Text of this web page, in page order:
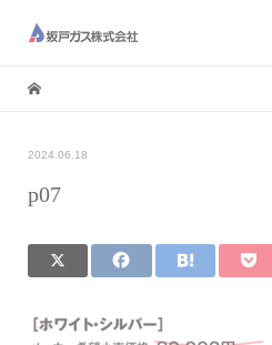
2024.06.18
p07